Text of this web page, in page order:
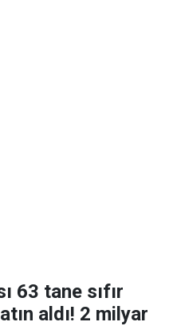
63 tane sıfır
aldı! 2 milyar